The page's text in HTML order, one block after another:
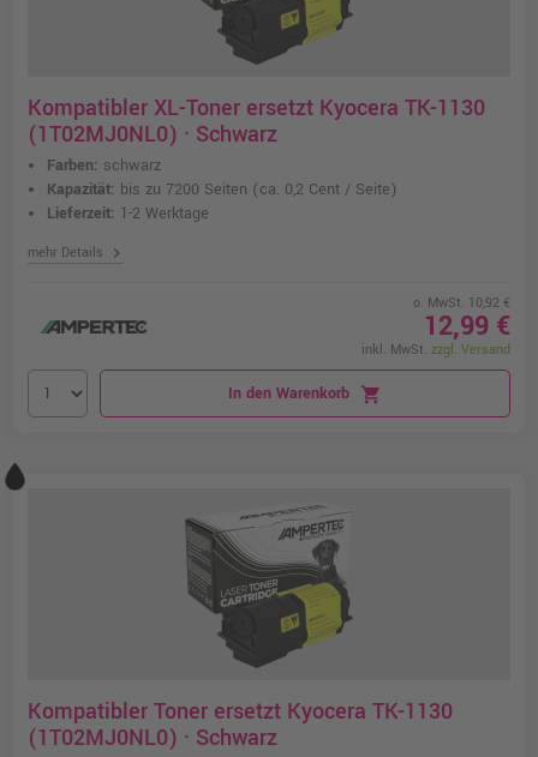
Kompatibler XL-Toner ersetzt Kyocera TK-1130
(1T02MJ0NL0) · Schwarz
Farben: schwarz
Kapazität: bis zu 7200 Seiten (ca. 0,2 Cent / Seite)
Lieferzeit: 1-2 Werktage
mehr Details chevron_right
o. MwSt. 10,92 €
12,99 €
inkl. MwSt. zzgl. Versand
In den Warenkorb shopping_cart
Kompatibler Toner ersetzt Kyocera TK-1130
(1T02MJ0NL0) · Schwarz